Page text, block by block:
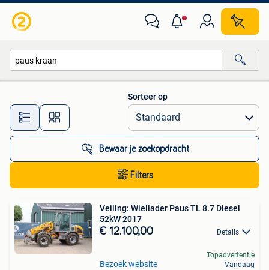
Alle afstanden…
Sorteer op
Bewaar je zoekopdracht
Filters
Veiling: Wiellader Paus TL 8.7 Diesel
52kW 2017
€ 12.100,00 Details
Bezoek website
Topadvertentie
Vandaag